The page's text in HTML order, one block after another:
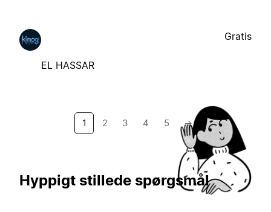
EL HASSAR
Gratis
1 2 3 4 5 →
Hyppigt stillede spørgsmål